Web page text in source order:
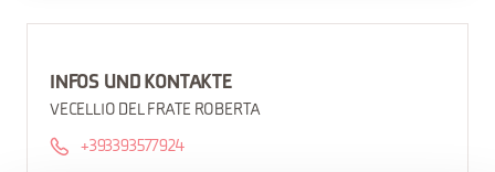
INFOS UND KONTAKTE
VECELLIO DEL FRATE ROBERTA
+393393577924